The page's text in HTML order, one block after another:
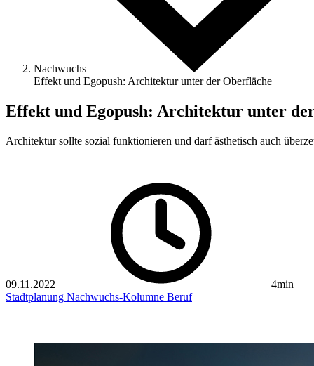
Nachwuchs
Effekt und Egopush: Architektur unter der Oberfläche
Effekt und Egopush: Architektur unter
Architektur sollte sozial funktionieren und darf ästhetisch auch
09.11.2022
4min
Stadtplanung Nachwuchs-Kolumne Beruf